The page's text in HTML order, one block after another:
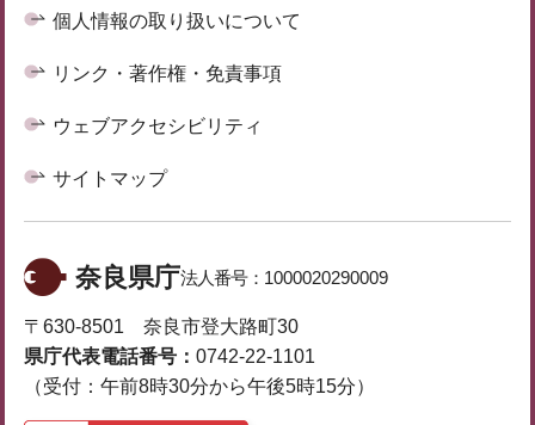
個人情報の取り扱いについて
リンク・著作権・免責事項
ウェブアクセシビリティ
サイトマップ
奈良県庁法人番号： 1000020290009
〒630-8501 奈良市登大路町30
県庁代表電話番号： 0742-22-1101
（受付：午前8時30分から午後5時15分）